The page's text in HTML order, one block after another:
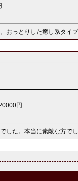
おっとりした癒し系タイ
円
した。本当に素敵な方で